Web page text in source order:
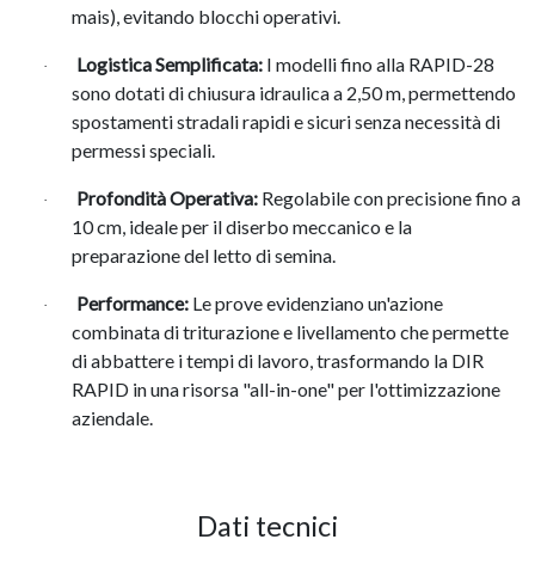
mais), evitando blocchi operativi.
· Logistica Semplificata: I modelli fino alla RAPID-28
sono dotati di chiusura idraulica a 2,50 m, permettendo
spostamenti stradali rapidi e sicuri senza necessità di
permessi speciali.
· Profondità Operativa: Regolabile con precisione fino a
10 cm, ideale per il diserbo meccanico e la
preparazione del letto di semina.
· Performance: Le prove evidenziano un'azione
combinata di triturazione e livellamento che permette
di abbattere i tempi di lavoro, trasformando la DIR
RAPID in una risorsa "all-in-one" per l'ottimizzazione
aziendale.
Dati tecnici